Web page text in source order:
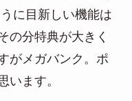
に目新しい機能は
の分特典が大きく
がメガバンク。ポ
います。